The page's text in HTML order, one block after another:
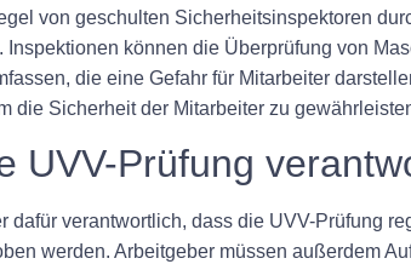
von geschulten Sicherheitsinspektoren
können die Überprüfung von
die eine Gefahr für Mitarbeiter
die Sicherheit der Mitarbeiter zu
UVV-Prüfung
dafür verantwortlich, dass die UVV-Prüfung
werden. Arbeitgeber müssen außerdem